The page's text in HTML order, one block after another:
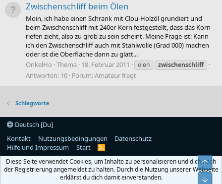
Zwischenschliff beim Ölen
Moin, ich habe einen Schrank mit Clou-Holzöl grundiert und
beim Zwischenschliff mit 240er-Korn festgestellt, dass das Korn
riefen zieht, also zu grob zu sein scheint. Meine Frage ist: Kann
ich den Zwischenschliff auch mit Stahlwolle (Grad 000) machen
oder ist die Oberfläche dann zu glatt...
OnkelHo Thema 18. Februar 2011 ölen zwischenschliff
Antworten: 10 Forum:Amateur fragt
Schlagworte
Deutsch [Du]
Kontakt
Nutzungsbedingungen
Datenschutz
Hilfe und Impressum
Start
R
S
Diese Seite verwendet Cookies, um Inhalte zu personalisieren und dich nach
der Registrierung angemeldet zu halten. Durch die Nutzung unserer Webseite
erklärst du dich damit einverstanden.